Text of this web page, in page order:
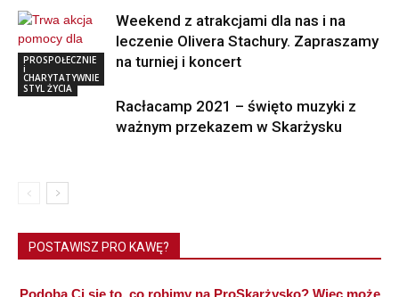
PROSPOŁECZNIE
i
CHARYTATYWNIE
Weekend z atrakcjami dla nas i na
leczenie Olivera Stachury. Zapraszamy
na turniej i koncert
STYL ŻYCIA
Racłacamp 2021 – święto muzyki z
ważnym przekazem w Skarżysku
POSTAWISZ PRO KAWĘ?
Podoba Ci się to, co robimy na ProSkarżysko? Więc może